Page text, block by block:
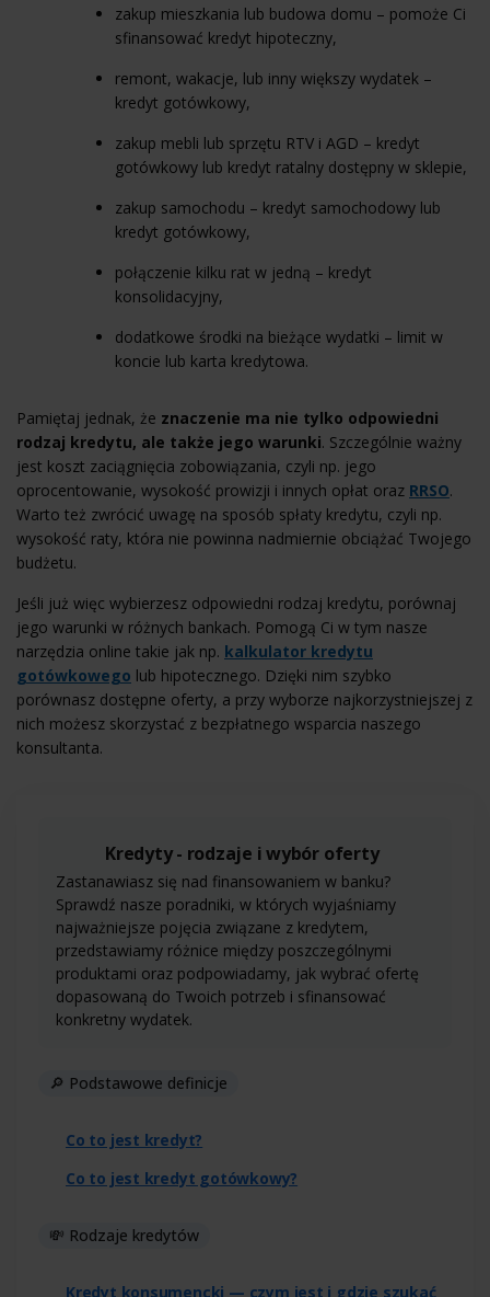
zakup mieszkania lub budowa domu – pomoże Ci
sfinansować kredyt hipoteczny,
remont, wakacje, lub inny większy wydatek –
kredyt gotówkowy,
zakup mebli lub sprzętu RTV i AGD – kredyt
gotówkowy lub kredyt ratalny dostępny w sklepie,
zakup samochodu – kredyt samochodowy lub
kredyt gotówkowy,
połączenie kilku rat w jedną – kredyt
konsolidacyjny,
dodatkowe środki na bieżące wydatki – limit w
koncie lub karta kredytowa.
Pamiętaj jednak, że znaczenie ma nie tylko odpowiedni
rodzaj kredytu, ale także jego warunki. Szczególnie ważny
jest koszt zaciągnięcia zobowiązania, czyli np. jego
oprocentowanie, wysokość prowizji i innych opłat oraz RRSO.
Warto też zwrócić uwagę na sposób spłaty kredytu, czyli np.
wysokość raty, która nie powinna nadmiernie obciążać Twojego
budżetu.
Jeśli już więc wybierzesz odpowiedni rodzaj kredytu, porównaj
jego warunki w różnych bankach. Pomogą Ci w tym nasze
narzędzia online takie jak np. kalkulator kredytu
gotówkowego lub hipotecznego. Dzięki nim szybko
porównasz dostępne oferty, a przy wyborze najkorzystniejszej z
nich możesz skorzystać z bezpłatnego wsparcia naszego
konsultanta.
Kredyty - rodzaje i wybór oferty
Zastanawiasz się nad finansowaniem w banku?
Sprawdź nasze poradniki, w których wyjaśniamy
najważniejsze pojęcia związane z kredytem,
przedstawiamy różnice między poszczególnymi
produktami oraz podpowiadamy, jak wybrać ofertę
dopasowaną do Twoich potrzeb i sfinansować
konkretny wydatek.
🔎 Podstawowe definicje
Co to jest kredyt?
Co to jest kredyt gotówkowy?
💸 Rodzaje kredytów
Kredyt konsumencki — czym jest i gdzie szukać